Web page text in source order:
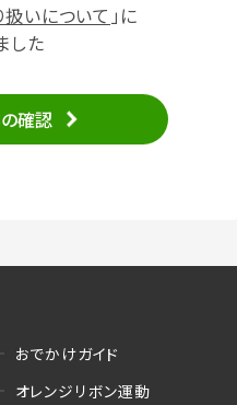
合わせへの対応
等、当サービスが実
、当選者への連絡及
や属性情報等の分析
いについて 」に
した
確認
おでかけガイド
オレンジリボン運動